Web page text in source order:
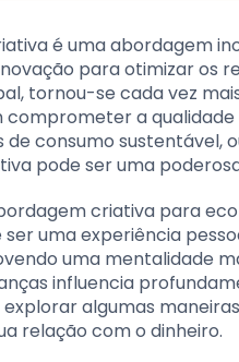
é uma abordagem
para otimizar os
tornou-se cada vez
comprometer a
de consumo sustentável,
pode ser uma
criativa para
uma experiência
uma mentalidade
influencia
explorar algumas
relação com o dinheiro.